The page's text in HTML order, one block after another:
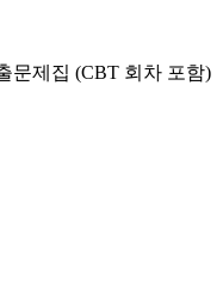
문제집 (CBT 회차 포함)